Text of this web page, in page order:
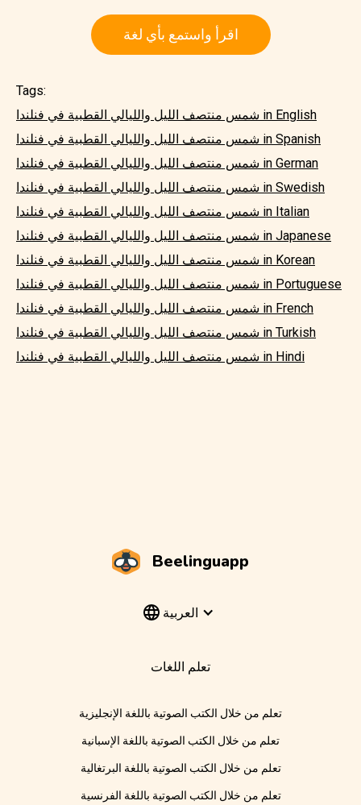
اقرأ واستمع بأي لغة
Tags:
شمس منتصف الليل والليالي القطبية في فنلندا in English
شمس منتصف الليل والليالي القطبية في فنلندا in Spanish
شمس منتصف الليل والليالي القطبية في فنلندا in German
شمس منتصف الليل والليالي القطبية في فنلندا in Swedish
شمس منتصف الليل والليالي القطبية في فنلندا in Italian
شمس منتصف الليل والليالي القطبية في فنلندا in Japanese
شمس منتصف الليل والليالي القطبية في فنلندا in Korean
شمس منتصف الليل والليالي القطبية في فنلندا in Portuguese
شمس منتصف الليل والليالي القطبية في فنلندا in French
شمس منتصف الليل والليالي القطبية في فنلندا in Turkish
شمس منتصف الليل والليالي القطبية في فنلندا in Hindi
Beelinguapp
العربية
تعلم اللغات
تعلم من خلال الكتب الصوتية باللغة الإنجليزية
تعلم من خلال الكتب الصوتية باللغة الإسبانية
تعلم من خلال الكتب الصوتية باللغة البرتغالية
تعلم من خلال الكتب الصوتية باللغة الفرنسية